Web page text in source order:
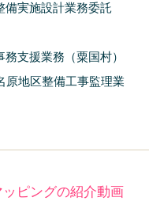
備実施設計業務委託
支援業務（粟国村）
原地区整備工事監理業
ピングの紹介動画